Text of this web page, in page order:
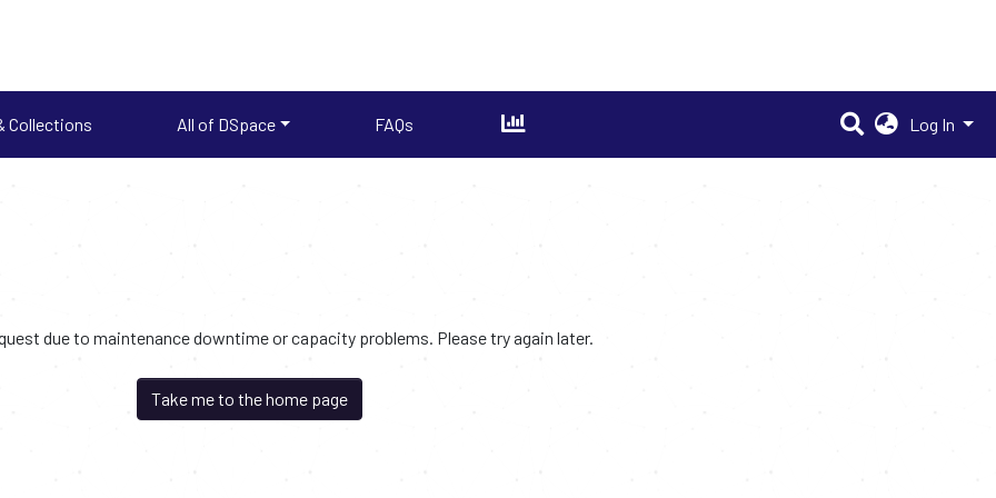
Collections All of DSpace FAQs Log In
due to maintenance downtime or capacity problems. Please try again later.
Take me to the home page